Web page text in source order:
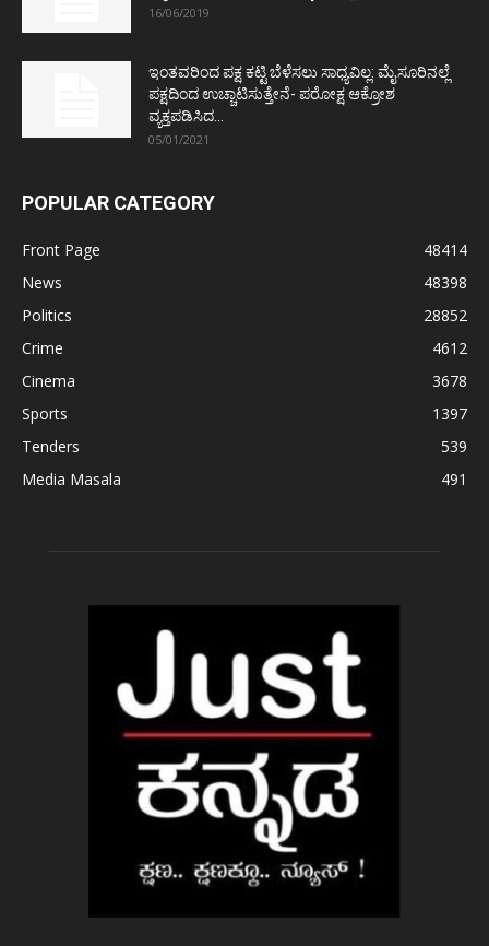
16/06/2019
ಇಂತವರಿಂದ ಪಕ್ಷ ಕಟ್ಟಿ ಬೆಳೆಸಲು ಸಾಧ್ಯವಿಲ್ಲ: ಮೈಸೂರಿನಲ್ಲೆ
ಪಕ್ಷದಿಂದ ಉಚ್ಚಾಟಿಸುತ್ತೇನೆ- ಪರೋಕ್ಷ ಆಕ್ರೋಶ
ವ್ಯಕ್ತಪಡಿಸಿದ...
05/01/2021
POPULAR CATEGORY
Front Page
48414
News
48398
Politics
28852
Crime
4612
Cinema
3678
Sports
1397
Tenders
539
Media Masala
491